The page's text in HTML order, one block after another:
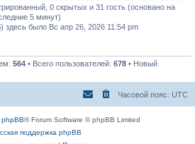
0 скрытых и 31 гость (основано на
5 минут)
) здесь было Вс апр 26, 2026 11:54 pm
564 • Всего пользователей: 678 • Новый
Часовой пояс: UTC
phpBB® Forum Software © phpBB Limited
поддержка phpBB